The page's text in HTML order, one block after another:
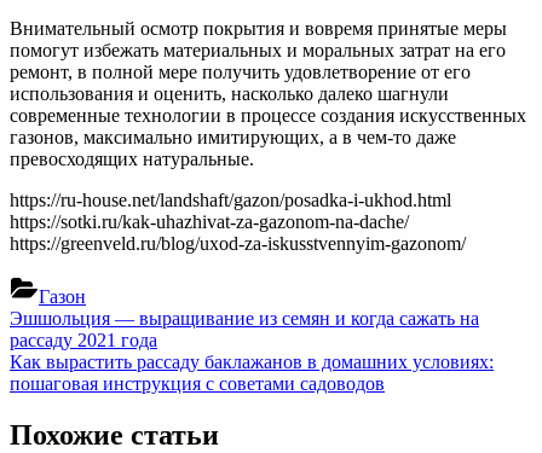
Внимательный осмотр покрытия и вовремя принятые меры
помогут избежать материальных и моральных затрат на его
ремонт, в полной мере получить удовлетворение от его
использования и оценить, насколько далеко шагнули
современные технологии в процессе создания искусственных
газонов, максимально имитирующих, а в чем-то даже
превосходящих натуральные.
https://ru-house.net/landshaft/gazon/posadka-i-ukhod.html
https://sotki.ru/kak-uhazhivat-za-gazonom-na-dache/
https://greenveld.ru/blog/uxod-za-iskusstvennyim-gazonom/
Газон
Навигация
по
записям
Previous
Post:
Эшшольция — выращивание из семян и когда сажать на
рассаду 2021 года
Next
Post:
Как вырастить рассаду баклажанов в домашних условиях:
пошаговая инструкция с советами садоводов
Похожие статьи